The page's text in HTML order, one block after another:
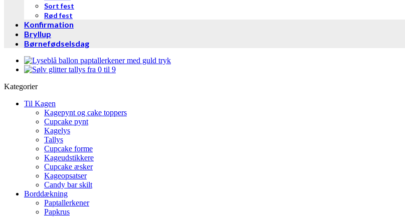
Sort fest
Rød fest
Konfirmation
Bryllup
Børnefødselsdag
Kategorier
Til Kagen
Kagepynt og cake toppers
Cupcake pynt
Kagelys
Tallys
Cupcake forme
Kageudstikkere
Cupcake æsker
Kageopsatser
Candy bar skilt
Borddækning
Paptallerkener
Papkrus